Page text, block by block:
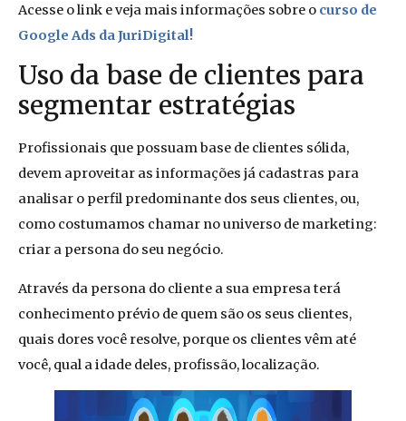
Acesse o link e veja mais informações sobre o curso de
Google Ads da JuriDigital!
Uso da base de clientes para
segmentar estratégias
Profissionais que possuam base de clientes sólida,
devem aproveitar as informações já cadastras para
analisar o perfil predominante dos seus clientes, ou,
como costumamos chamar no universo de marketing:
criar a persona do seu negócio.
Através da persona do cliente a sua empresa terá
conhecimento prévio de quem são os seus clientes,
quais dores você resolve, porque os clientes vêm até
você, qual a idade deles, profissão, localização.